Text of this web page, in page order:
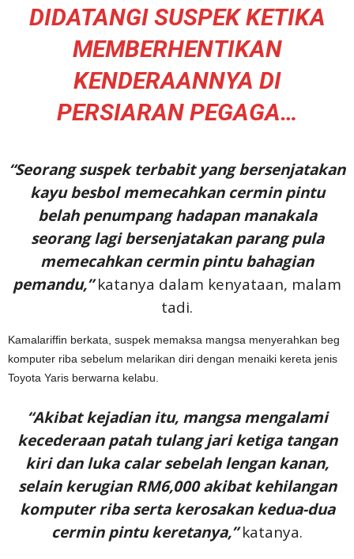
DIDATANGI SUSPEK KETIKA
MEMBERHENTIKAN
KENDERAANNYA DI
PERSIARAN PEGAGA…
“Seorang suspek terbabit yang bersenjatakan
kayu besbol memecahkan cermin pintu
belah penumpang hadapan manakala
seorang lagi bersenjatakan parang pula
memecahkan cermin pintu bahagian
pemandu,”katanya dalam kenyataan, malam
tadi.
Kamalariffin berkata, suspek memaksa mangsa menyerahkan beg
komputer riba sebelum melarikan diri dengan menaiki kereta jenis
Toyota Yaris berwarna kelabu.
“Akibat kejadian itu, mangsa mengalami
kecederaan patah tulang jari ketiga tangan
kiri dan luka calar sebelah lengan kanan,
selain kerugian RM6,000 akibat kehilangan
komputer riba serta kerosakan kedua-dua
cermin pintu keretanya,”katanya.